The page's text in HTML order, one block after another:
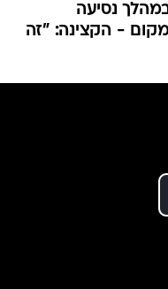
נסיעה
- הקצינה: "זה